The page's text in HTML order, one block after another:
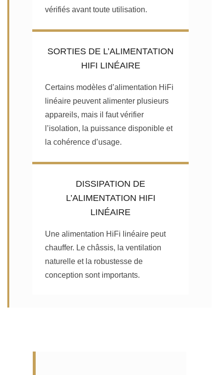
vérifiés avant toute utilisation.
SORTIES DE L’ALIMENTATION
HIFI LINÉAIRE
Certains modèles d’alimentation HiFi
linéaire peuvent alimenter plusieurs
appareils, mais il faut vérifier
l’isolation, la puissance disponible et
la cohérence d’usage.
DISSIPATION DE
L’ALIMENTATION HIFI
LINÉAIRE
Une alimentation HiFi linéaire peut
chauffer. Le châssis, la ventilation
naturelle et la robustesse de
conception sont importants.